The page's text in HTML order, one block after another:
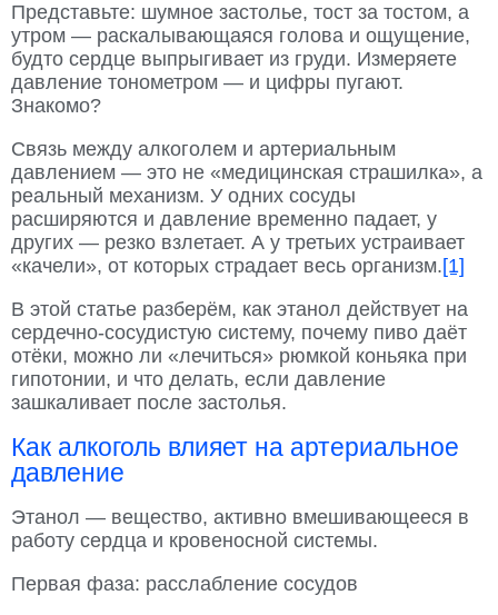
Представьте: шумное застолье, тост за тостом, а
утром — раскалывающаяся голова и ощущение,
будто сердце выпрыгивает из груди. Измеряете
давление тонометром — и цифры пугают.
Знакомо?
Связь между алкоголем и артериальным
давлением — это не «медицинская страшилка», а
реальный механизм. У одних сосуды
расширяются и давление временно падает, у
других — резко взлетает. А у третьих устраивает
«качели», от которых страдает весь организм.[1]
В этой статье разберём, как этанол действует на
сердечно-сосудистую систему, почему пиво даёт
отёки, можно ли «лечиться» рюмкой коньяка при
гипотонии, и что делать, если давление
зашкаливает после застолья.
Как алкоголь влияет на артериальное
давление
Этанол — вещество, активно вмешивающееся в
работу сердца и кровеносной системы.
Первая фаза: расслабление сосудов